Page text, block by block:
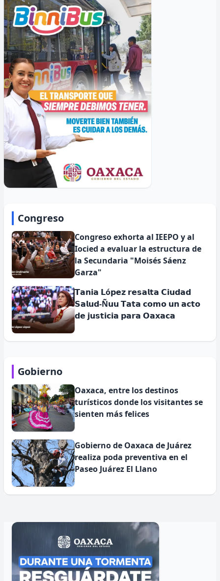
Congreso
Congreso exhorta al IEEPO y al
Iocied a evaluar la estructura de
la Secundaria "Moisés Sáenz
Garza"
𝗧𝗮𝗻𝗶𝗮 𝗟ó𝗽𝗲𝘇 𝗿𝗲𝘀𝗮𝗹𝘁𝗮 𝗖𝗶𝘂𝗱𝗮𝗱
𝗦𝗮𝗹𝘂𝗱-Ñ𝘂𝘂 𝗧𝗮𝘁𝗮 𝗰𝗼𝗺𝗼 𝘂𝗻 𝗮𝗰𝘁𝗼
𝗱𝗲 𝗷𝘂𝘀𝘁𝗶𝗰𝗶𝗮 𝗽𝗮𝗿𝗮 𝗢𝗮𝘅𝗮𝗰𝗮
Gobierno
Oaxaca, entre los destinos
turísticos donde los visitantes se
sienten más felices
Gobierno de Oaxaca de Juárez
realiza poda preventiva en el
Paseo Juárez El Llano